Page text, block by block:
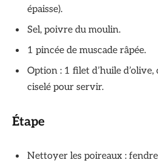
épaisse).
Sel, poivre du moulin.
1 pincée de muscade râpée.
Option : 1 filet d’huile
ciselé pour servir.
Étape
Nettoyer les poireaux :